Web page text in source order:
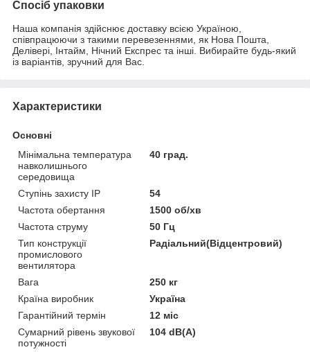
Спосіб упаковки
Наша компанія здійснює доставку всією Україною,
співпрацюючи з такими перевезеннями, як Нова Пошта,
Делівері, Інтайм, Нічний Експрес та інші. Вибирайте будь-який
із варіантів, зручний для Вас.
Характеристики
Основні
Мінімальна температура
навколишнього
середовища
40 град.
Ступінь захисту IP
54
Частота обертання
1500 об/хв
Частота струму
50 Гц
Тип конструкції
промислового
вентилятора
Радіальний(Відцентровий)
Вага
250 кг
Країна виробник
Україна
Гарантійний термін
12 міс
Сумарний рівень звукової
потужності
104 dB(A)